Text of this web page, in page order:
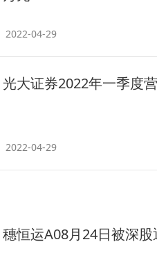
2022-04-29
光大证券2022年一季度
2022-04-29
穗恒运A08月24日被深